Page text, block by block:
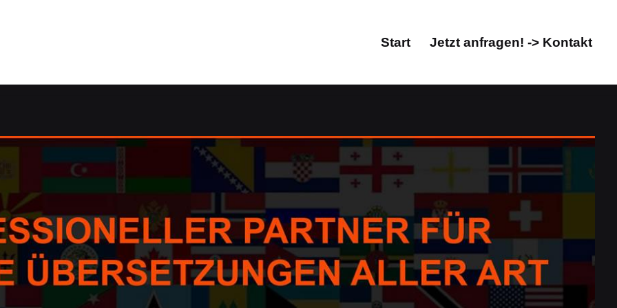
Start Jetzt anfragen! -> Kontakt
Lektorat, Dolmetscher, Übersetzungsagentur, Übersetzungsbüro. Erhalten Sie Übersetzungen in
Korrektorat/Lektorat, Übersetzungsbüro. ✓Dolmetscher, ✓Übersetzungen, ✓Übersetzungsagentur,
Sie ➡️ Guul Prime, Ihr Übersetzungsprofi & Fachübersetzungsbüro für Miehlen. Ihr Erfolg, unser